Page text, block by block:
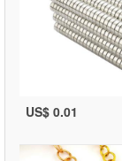
US$ 0.01